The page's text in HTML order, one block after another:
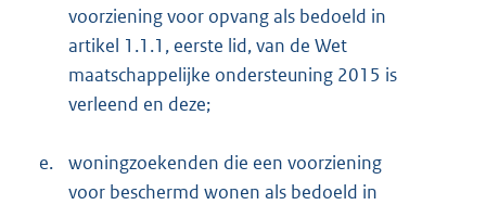
voorziening voor opvang als bedoeld in
artikel 1.1.1, eerste lid, van de Wet
maatschappelijke ondersteuning 2015 is
verleend en deze;
e.
woningzoekenden die een voorziening
voor beschermd wonen als bedoeld in